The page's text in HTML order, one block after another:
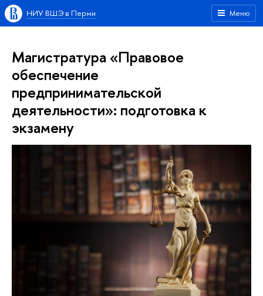
Меню
НИУ ВШЭ в Перми
Магистратура «Правовое
обеспечение
предпринимательской
деятельности»: подготовка к
экзамену